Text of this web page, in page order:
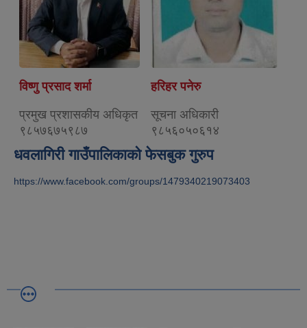
विष्णु प्रसाद शर्मा
प्रमुख प्रशासकीय अधिकृत
९८५७६७५९८७
हरिहर पनेरु
सूचना अधिकारी
९८५६०५०६१४
धवलागिरी गाउँपालिकाको फेसबुक गुरुप
https://www.facebook.com/groups/1479340219073403